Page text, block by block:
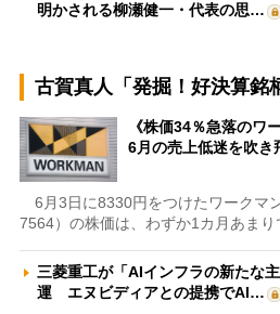
明かされる柳瀬健一・代表の思…
古賀真人「発掘！好決算銘
《株価34％急落のワ
6月の売上低迷を吹
6月3日に8330円をつけたワークマ
7564）の株価は、わずか1カ月あま
三菱重工が「AIインフラの新たな
運 エヌビディアとの提携でAI…